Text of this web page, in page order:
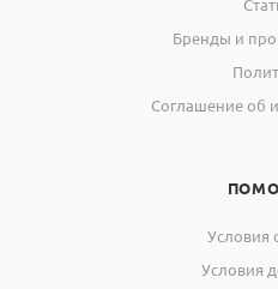
Бренды и
Соглашение об
Условия
Условия